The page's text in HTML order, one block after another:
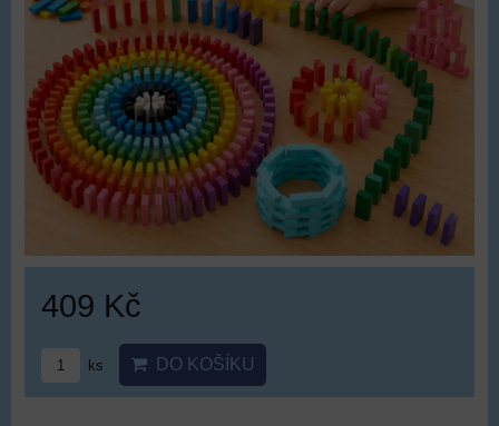
409 Kč
ks DO KOŠÍKU